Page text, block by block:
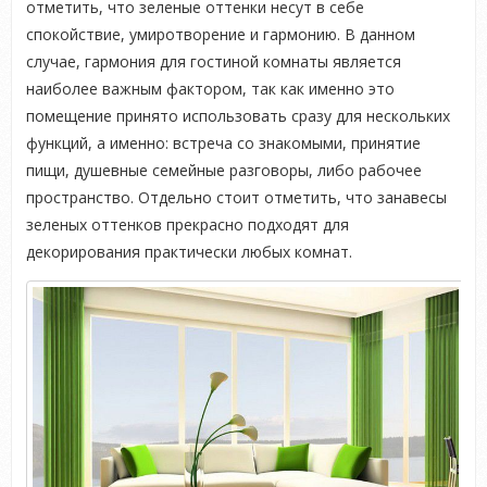
отметить, что зеленые оттенки несут в себе
спокойствие, умиротворение и гармонию. В данном
случае, гармония для гостиной комнаты является
наиболее важным фактором, так как именно это
помещение принято использовать сразу для нескольких
функций, а именно: встреча со знакомыми, принятие
пищи, душевные семейные разговоры, либо рабочее
пространство. Отдельно стоит отметить, что занавесы
зеленых оттенков прекрасно подходят для
декорирования практически любых комнат.